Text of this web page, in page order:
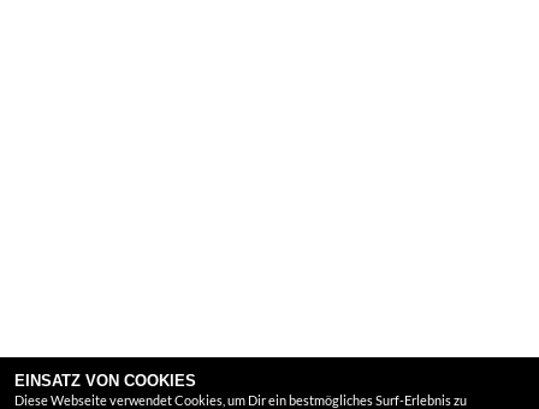
EINSATZ VON COOKIES
Diese Webseite verwendet Cookies, um Dir ein bestmögliches Surf-Erlebnis zu